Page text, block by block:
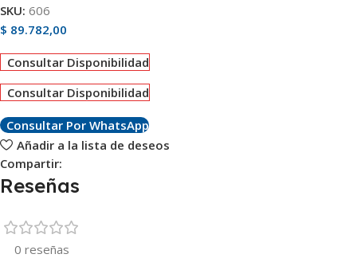
SKU: 606
$ 89.782,00
Consultar Disponibilidad
Consultar Disponibilidad
Consultar Por WhatsApp
Añadir a la lista de deseos
Compartir:
Reseñas
0 reseñas